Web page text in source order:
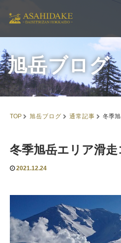
旭岳ブログ
TOP 旭岳ブログ 通常記事 冬季
冬季旭岳エリア滑
2021.12.24